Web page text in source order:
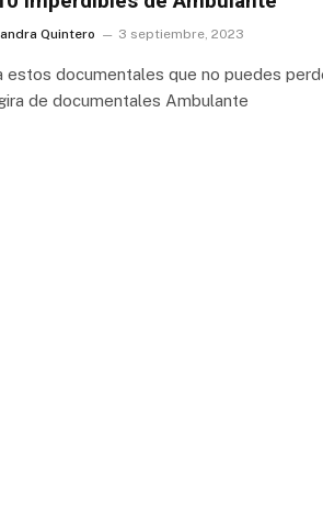
Quintero 3 septiembre, 2023
estos documentales que no puedes
de documentales Ambulante